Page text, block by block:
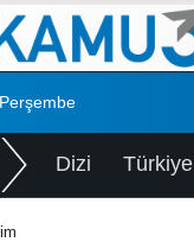
Dizi Türkiye